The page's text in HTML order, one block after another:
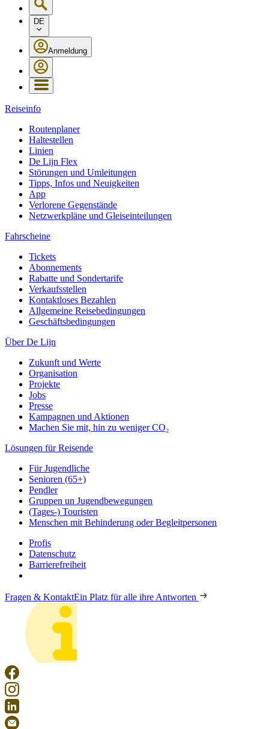
DE
Anmeldung
Reiseinfo
Routenplaner
Haltestellen
Linien
De Lijn Flex
Störungen und Umleitungen
Tipps, Infos und Neuigkeiten
App
Verlorene Gegenstände
Netzwerkpläne und Gleiseinteilungen
Fahrscheine
Tickets
Abonnements
Rabatte und Sondertarife
Verkaufsstellen
Kontaktloses Bezahlen
Allgemeine Reisebedingungen
Geschäftsbedingungen
Über De Lijn
Zukunft und Werte
Organisation
Projekte
Jobs
Presse
Kampagnen und Aktionen
Machen Sie mit, hin zu weniger CO₂
Lösungen für Reisende
Für Jugendliche
Senioren (65+)
Pendler
Gruppen un Jugendbewegungen
(Tages-) Touristen
Menschen mit Behinderung oder Begleitpersonen
Profis
Datenschutz
Barrierefreiheit
Fragen & KontaktEin Platz für alle ihre Antworten